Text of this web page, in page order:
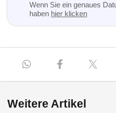
Wenn Sie ein genaues
haben hier klicken
Weitere Artikel